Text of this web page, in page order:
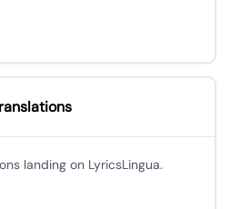
landing on LyricsLingua.